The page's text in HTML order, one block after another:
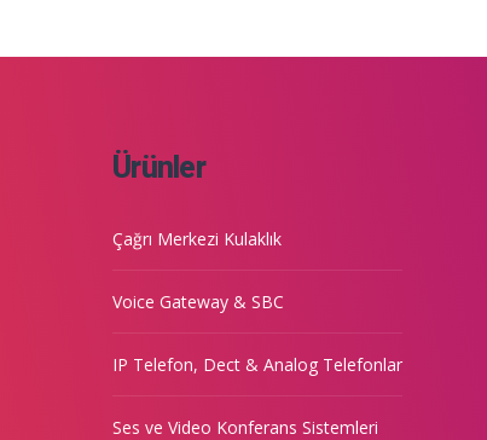
Ürünler
Çağrı Merkezi Kulaklık
Voice Gateway & SBC
IP Telefon, Dect & Analog Telefonlar
Ses ve Video Konferans Sistemleri